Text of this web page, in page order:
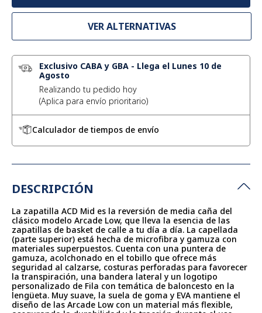
VER ALTERNATIVAS
Exclusivo CABA y GBA - Llega el Lunes 10 de
Agosto
Realizando tu pedido hoy
Calculador de tiempos de envío
DESCRIPCIÓN
La zapatilla ACD Mid es la reversión de media caña del
clásico modelo Arcade Low, que lleva la esencia de las
zapatillas de basket de calle a tu día a día. La capellada
(parte superior) está hecha de microfibra y gamuza con
materiales superpuestos. Cuenta con una puntera de
gamuza, acolchonado en el tobillo que ofrece más
seguridad al calzarse, costuras perforadas para favorecer
la transpiración, una bandera lateral y un logotipo
personalizado de Fila con temática de baloncesto en la
lengüeta. Muy suave, la suela de goma y EVA mantiene el
diseño de las Arcade Low con un material más flexible,